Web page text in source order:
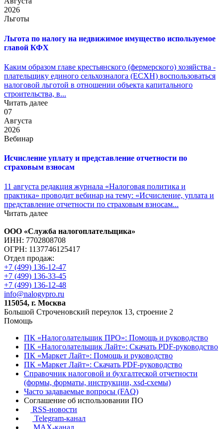
2026
Льготы
Льгота по налогу на недвижимое имущество используемое
главой КФХ
Каким образом главе крестьянского (фермерского) хозяйства -
плательщику единого сельхозналога (ЕСХН) воспользоваться
налоговой льготой в отношении объекта капитального
строительства, в...
Читать далее
07
Августа
2026
Вебинар
Исчисление уплату и представление отчетности по
страховым взносам
11 августа редакция журнала «Налоговая политика и
практика» проводит вебинар на тему: «Исчисление, уплата и
представление отчетности по страховым взносам...
Читать далее
ООО «Служба налогоплательщика»
ИНН: 7702808708
ОГРН: 1137746125417
Отдел продаж:
+7 (499) 136-12-47
+7 (499) 136-33-45
+7 (499) 136-12-48
info@nalogypro.ru
115054, г. Москва
Большой Строченовский переулок 13, строение 2
Помощь
ПК «Налоголательщик ПРО»: Помощь и руководство
ПК «Налоголательщик Лайт»: Скачать PDF-руководство
ПК «Маркет Лайт»: Помощь и руководство
ПК «Маркет Лайт»: Скачать PDF-руководство
Справочник налоговой и бухгалтеской отчетности
(формы, форматы, инструкции, xsd-схемы)
Часто задаваемые вопросы (FAQ)
Соглашение об использовании ПО
RSS-новости
Telegram-канал